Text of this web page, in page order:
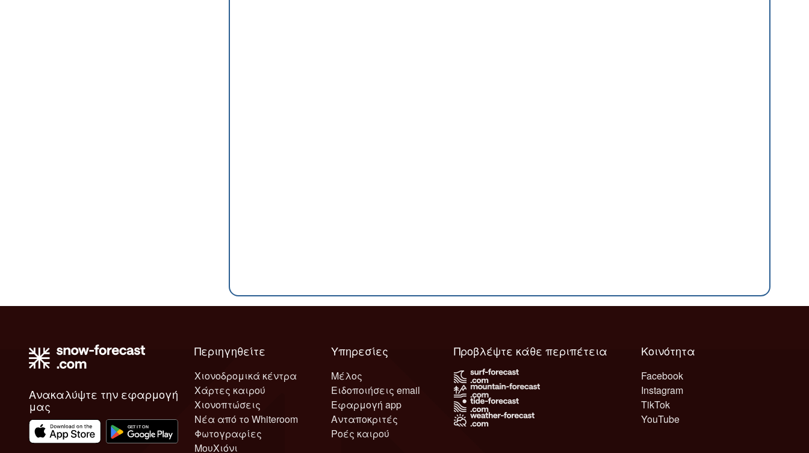
Ανακαλύψτε την εφαρμογή
μας
Περιηγηθείτε
Χιονοδρομικά κέντρα
Χάρτες καιρού
Χιονοπτώσεις
Νέα από το Whiteroom
Φωτογραφίες
ΜουΧιόνι
Υπηρεσίες
Μέλος
Ειδοποιήσεις email
Εφαρμογή app
Ανταποκριτές
Ροές καιρού
Κοινότητα
Facebook
Instagram
TikTok
YouTube
Προβλέψτε κάθε περιπέτεια